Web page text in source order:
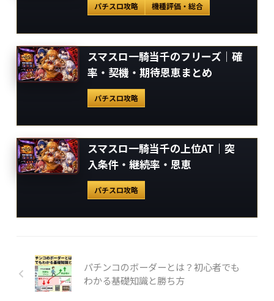
パチスロ攻略 機種評価・総合
スマスロ一騎当千のフリーズ｜確
率・契機・期待恩恵まとめ
パチスロ攻略
スマスロ一騎当千の上位AT｜突
入条件・継続率・恩恵
パチスロ攻略
パチンコのボーダーとは？初心者でも
わかる基礎知識と勝ち方